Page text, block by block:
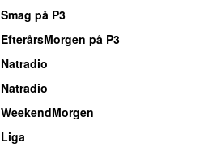
Smag på P3
EfterårsMorgen på P3
Natradio
Natradio
WeekendMorgen
Liga